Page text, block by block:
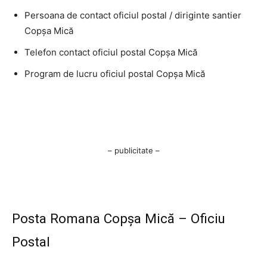
Persoana de contact oficiul postal / diriginte santier
Copşa Mică
Telefon contact oficiul postal Copşa Mică
Program de lucru oficiul postal Copşa Mică
– publicitate –
Posta Romana Copşa Mică – Oficiu
Postal